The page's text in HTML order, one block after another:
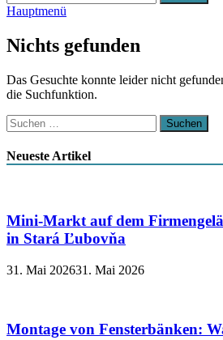
nach:
Hauptmenü
Nichts gefunden
Das Gesuchte konnte leider nicht
die Suchfunktion.
Suchen
nach:
Neueste Artikel
Mini-Markt auf dem
in Stará Ľubovňa
31. Mai 202631. Mai 2026
Montage von Fensterbänken: